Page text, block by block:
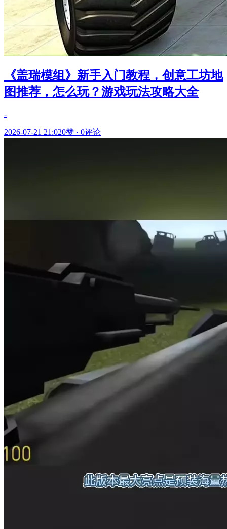
《盖瑞模组》新手入门教程，创意工坊地
图推荐，怎么玩？游戏玩法攻略大全
-
2026-07-21 21:020赞 · 0评论